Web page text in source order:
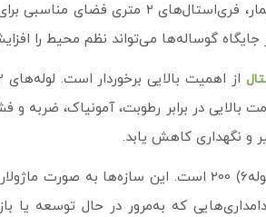
در سالن‌های قرنطینه یا بخش‌های
گوساله‌ها می‌تواند نظم محیط را
بالایی در برابر رطوبت، آمونیاک،
و نگهداری کاهش یابد.
نکته دیگر، سهولت نصب فری‌استال لوله 2 اینچ
که به‌مرور در حال توسعه یا